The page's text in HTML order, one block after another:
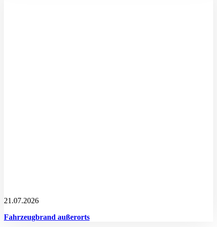
21.07.2026
Fahrzeugbrand außerorts